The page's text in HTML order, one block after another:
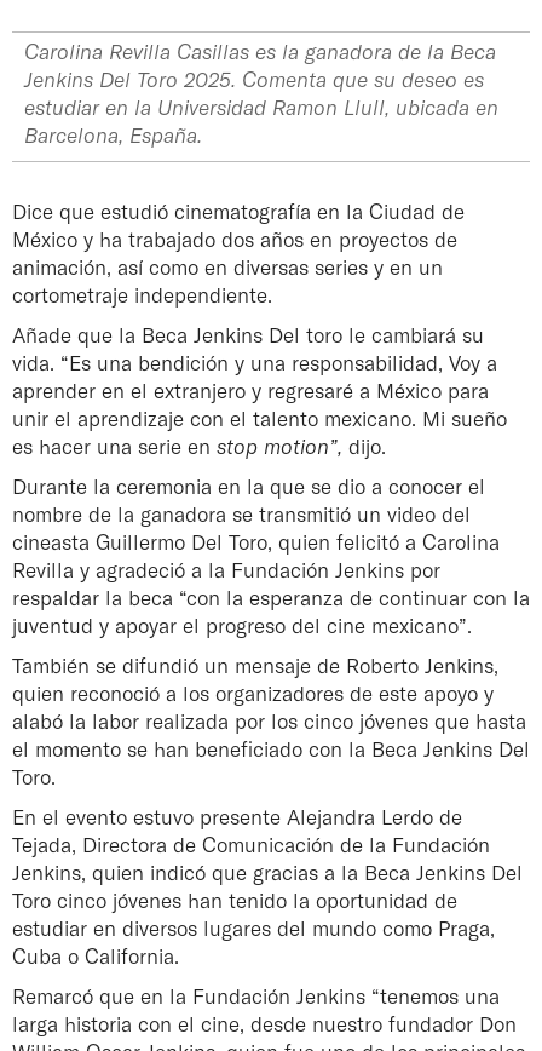
Carolina Revilla Casillas es la ganadora de la Beca
Jenkins Del Toro 2025. Comenta que su deseo es
estudiar en la Universidad Ramon Llull, ubicada en
Barcelona, España.
Dice que estudió cinematografía en la Ciudad de
México y ha trabajado dos años en proyectos de
animación, así como en diversas series y en un
cortometraje independiente.
Añade que la Beca Jenkins Del toro le cambiará su
vida. “Es una bendición y una responsabilidad, Voy a
aprender en el extranjero y regresaré a México para
unir el aprendizaje con el talento mexicano. Mi sueño
es hacer una serie en stop motion”, dijo.
Durante la ceremonia en la que se dio a conocer el
nombre de la ganadora se transmitió un video del
cineasta Guillermo Del Toro, quien felicitó a Carolina
Revilla y agradeció a la Fundación Jenkins por
respaldar la beca “con la esperanza de continuar con la
juventud y apoyar el progreso del cine mexicano”.
También se difundió un mensaje de Roberto Jenkins,
quien reconoció a los organizadores de este apoyo y
alabó la labor realizada por los cinco jóvenes que hasta
el momento se han beneficiado con la Beca Jenkins Del
Toro.
En el evento estuvo presente Alejandra Lerdo de
Tejada, Directora de Comunicación de la Fundación
Jenkins, quien indicó que gracias a la Beca Jenkins Del
Toro cinco jóvenes han tenido la oportunidad de
estudiar en diversos lugares del mundo como Praga,
Cuba o California.
Remarcó que en la Fundación Jenkins “tenemos una
larga historia con el cine, desde nuestro fundador Don